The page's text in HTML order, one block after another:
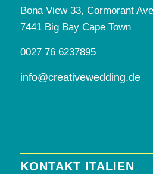
Bona View 33, Cormorant
7441 Big Bay Cape Town
0027 76 6237895
info@creativewedding.de
KONTAKT ITALIEN